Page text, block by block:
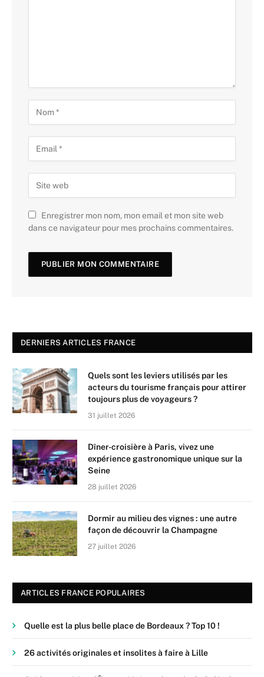
Enregistrer mon nom, mon email et mon site web
dans ce navigateur pour mes prochains commentaires.
DERNIERS ARTICLES FRANCE
Quels sont les leviers utilisés par les
acteurs du tourisme français pour attirer
toujours plus de voyageurs ?
31 juillet 2026
Dîner-croisière à Paris, vivez une
expérience gastronomique unique sur la
Seine
28 juillet 2026
Dormir au milieu des vignes : une autre
façon de découvrir la Champagne
27 juillet 2026
ARTICLES FRANCE POPULAIRES
Quelle est la plus belle place de Bordeaux ? Top 10 !
26 activités originales et insolites à faire à Lille